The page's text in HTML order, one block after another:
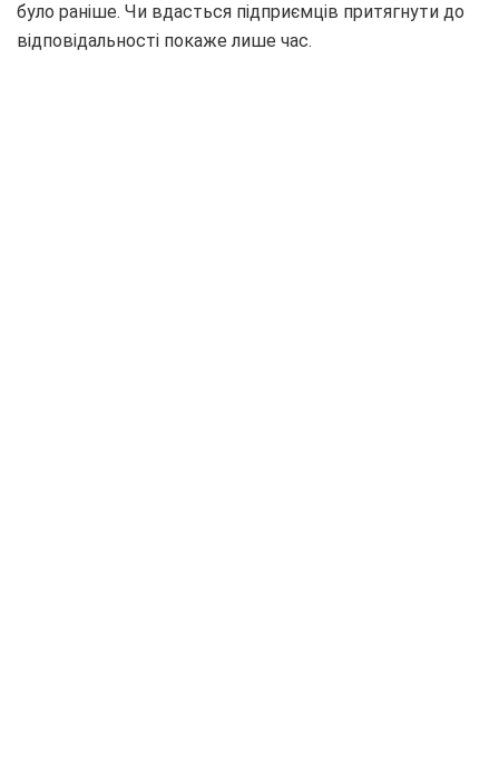
було раніше. Чи вдасться підприємців притягнути до
відповідальності покаже лише час.